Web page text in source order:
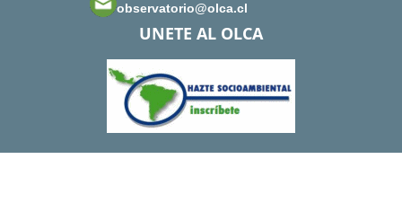
observatorio@olca.cl
UNETE AL OLCA